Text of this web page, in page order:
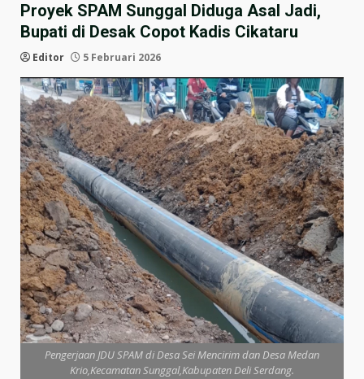
Proyek SPAM Sunggal Diduga Asal Jadi,
Bupati di Desak Copot Kadis Cikataru
Editor 5 Februari 2026
Pengerjaan JDU SPAM di Desa Sei Mencirim dan Desa Medan
Krio,Kecamatan Sunggal,Kabupaten Deli Serdang.